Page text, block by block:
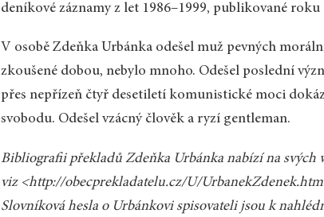
deníkové záznamy z let 1986–1999, publikované roku
V osobě Zdeňka Urbánka odešel muž pevných
zkoušené dobou, nebylo mnoho. Odešel poslední
přes nepřízeň čtyř desetiletí komunistické moci
svobodu. Odešel vzácný člověk a ryzí gentleman.
Bibliografii překladů Zdeňka Urbánka nabízí na svých
viz <http://obecprekladatelu.cz/U/
Slovníková hesla o Urbánkovi spisovateli jsou k